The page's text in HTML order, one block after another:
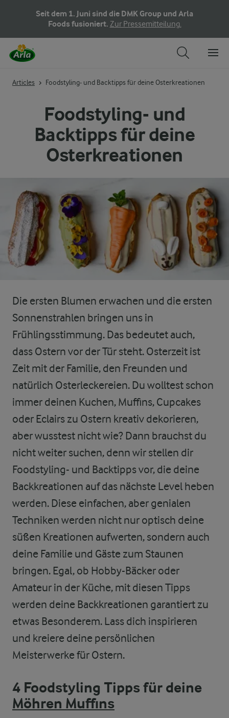
Seit dem 1. Juni sind die DMK Group und Arla
Foods fusioniert. Zur Pressemitteilung.
Articles Foodstyling- und Backtipps für deine Osterkreationen
Foodstyling- und
Backtipps für deine
Osterkreationen
Die ersten Blumen erwachen und die ersten
Sonnenstrahlen bringen uns in
Frühlingsstimmung. Das bedeutet auch,
dass Ostern vor der Tür steht. Osterzeit ist
Zeit mit der Familie, den Freunden und
natürlich Osterleckereien. Du wolltest schon
immer deinen Kuchen, Muffins, Cupcakes
oder Eclairs zu Ostern kreativ dekorieren,
aber wusstest nicht wie? Dann brauchst du
nicht weiter suchen, denn wir stellen dir
Foodstyling- und Backtipps vor, die deine
Backkreationen auf das nächste Level heben
werden. Diese einfachen, aber genialen
Techniken werden nicht nur optisch deine
süßen Kreationen aufwerten, sondern auch
deine Familie und Gäste zum Staunen
bringen. Egal, ob Hobby-Bäcker oder
Amateur in der Küche, mit diesen Tipps
werden deine Backkreationen garantiert zu
etwas Besonderem. Lass dich inspirieren
und kreiere deine persönlichen
Meisterwerke für Ostern.
4 Foodstyling Tipps für deine
Möhren Muffins